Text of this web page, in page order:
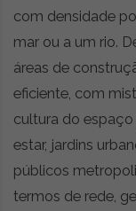
com densidade
mar ou a um rio.
áreas de
eficiente, com
cultura do
estar, jardins
públicos
termos de rede,